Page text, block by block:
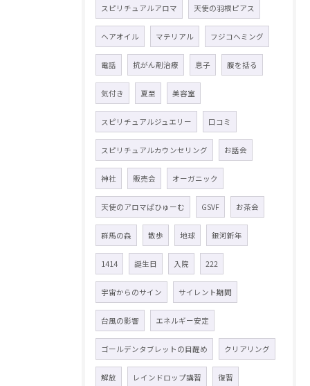
スピリチュアルアロマ 天使の羽根ピアス
ヘアオイル マテリアル フジコヘミング
電話 抗がん剤治療 息子 腹を括る
気付き 夏至 美容室
スピリチュアルジュエリー 口コミ
スピリチュアルカウンセリング お話会
神社 販売会 オーガニック
天使のアロマぱひゅーむ GSVF お茶会
群馬の森 散歩 地球 銀河新年
1414 誕生日 入院 222
宇宙からのサイン サイレント期間
台風の影響 エネルギー安定
ゴールデンタブレットの目醒め クリアリング
解放 レインドロップ講習 復習